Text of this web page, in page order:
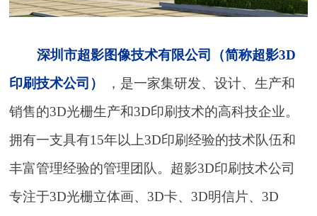
深圳市超影图像技术有限公司（简称超影3D
印刷技术公司）
，是一家集研发、设计、生产和
销售的3D光栅生产和3D印刷技术的高科技企业。
拥有一支具有15年以上3D印刷经验的技术队伍和
丰富管理经验的管理团队。超影3D印刷技术公司
专注于3D光栅立体画、3D卡、3D明信片、3D